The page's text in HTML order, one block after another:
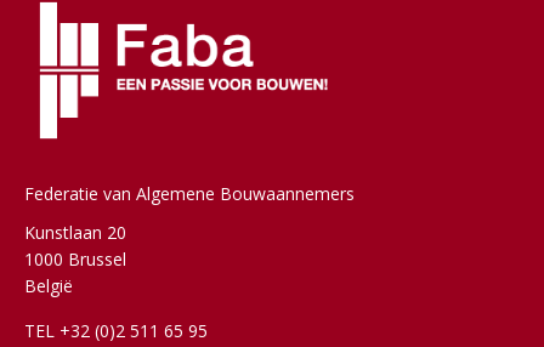
Federatie van Algemene Bouwaannemers
Kunstlaan 20
1000 Brussel
België
TEL +32 (0)2 511 65 95